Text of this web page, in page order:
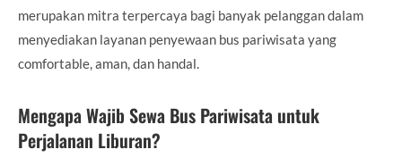
merupakan mitra terpercaya bagi banyak pelanggan dalam
menyediakan layanan penyewaan bus pariwisata yang
comfortable, aman, dan handal.
Mengapa Wajib Sewa Bus Pariwisata untuk
Perjalanan Liburan?